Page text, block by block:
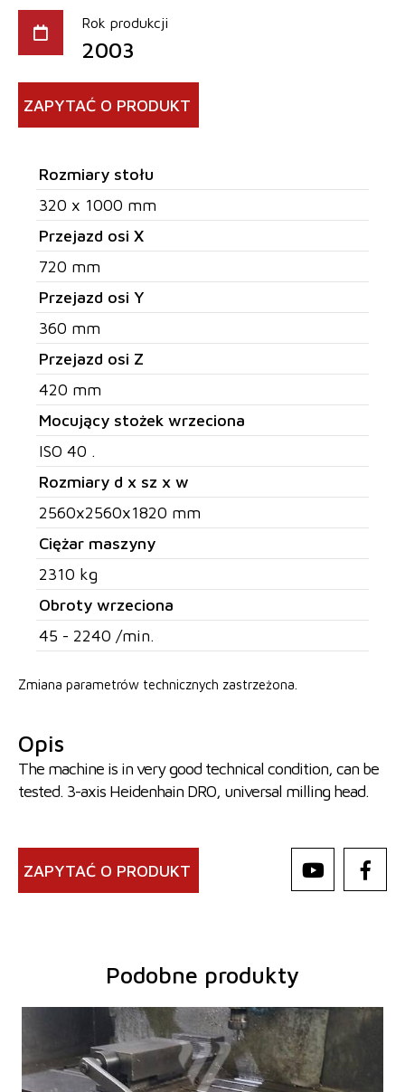
Rok produkcji
2003
ZAPYTAĆ O PRODUKT
Rozmiary stołu
320 x 1000 mm
Przejazd osi X
720 mm
Przejazd osi Y
360 mm
Przejazd osi Z
420 mm
Mocujący stożek wrzeciona
ISO 40 .
Rozmiary d x sz x w
2560x2560x1820 mm
Ciężar maszyny
2310 kg
Obroty wrzeciona
45 - 2240 /min.
Zmiana parametrów technicznych zastrzeżona.
Opis
The machine is in very good technical condition, can be
tested. 3-axis Heidenhain DRO, universal milling head.
ZAPYTAĆ O PRODUKT
Podobne produkty
2001
System sterowania
tak
System sterowania HeidenhainTNC 415
Rozmiary stołu
1300x305 mm
Przejazd osi X
760 mm